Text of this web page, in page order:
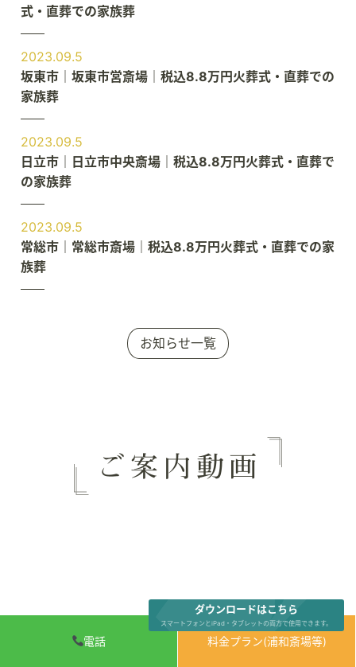
電話 料金プラン(浦和斎場等)
ダウンロードはこちら
スマートフォンとiPad・タブレットの両方で使用できます。
式・直葬での家族葬
2023.09.5
坂東市｜坂東市営斎場｜税込8.8万円火葬式・直葬での
家族葬
2023.09.5
日立市｜日立市中央斎場｜税込8.8万円火葬式・直葬で
の家族葬
2023.09.5
常総市｜常総市斎場｜税込8.8万円火葬式・直葬での家
族葬
お知らせ一覧